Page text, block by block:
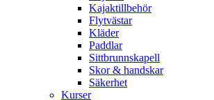
Kajaktillbehör
Flytvästar
Kläder
Paddlar
Sittbrunnskapell
Skor & handskar
Säkerhet
Kurser